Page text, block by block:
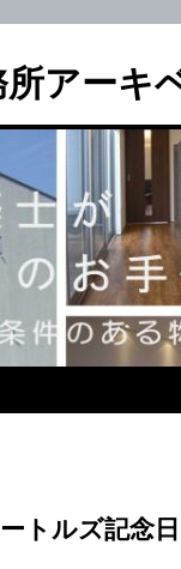
アーキ
ルズ記念日